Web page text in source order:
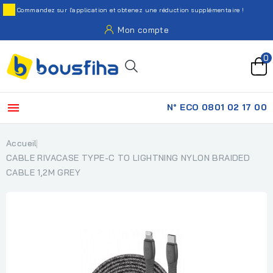
Commandez sur l'application et obtenez une réduction supplémentaire !
Mon compte
0
 N° ECO 0801 02 17 00
Accueil
CABLE RIVACASE TYPE-C TO LIGHTNING NYLON BRAIDED
CABLE 1,2M GREY